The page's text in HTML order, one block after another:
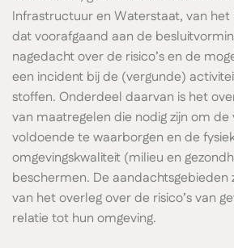
Infrastructuur en Waterstaat, van het
dat voorafgaand aan de
nagedacht over de risico’s en de
een incident bij de (vergunde)
stoffen. Onderdeel daarvan is het
van maatregelen die nodig zijn om de
voldoende te waarborgen en de
omgevingskwaliteit (milieu en
beschermen. De aandachtsgebieden
van het overleg over de risico’s van
relatie tot hun omgeving.